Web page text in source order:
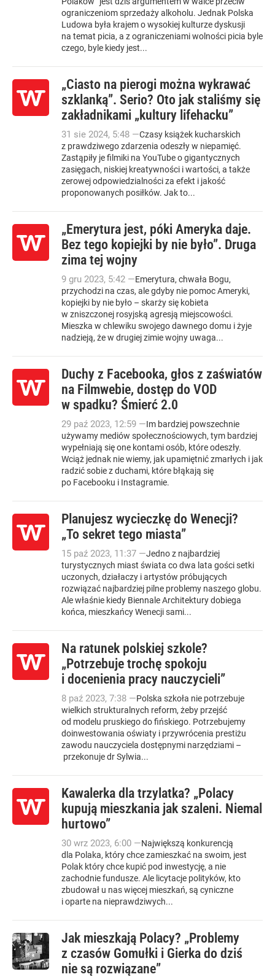
ograniczeniom sprzedaży alkoholu. Jednak Polska
Ludowa była krajem o wysokiej kulturze dyskusji
na temat picia, a z ograniczeniami wolności picia byle
czego, byle kiedy jest...
„Ciasto na pierogi można wykrawać
szklanką”. Serio? Oto jak staliśmy się
zakładnikami „kultury lifehacku”
31 sie 2024, 5:48 —Czasy książek kucharskich
z prawdziwego zdarzenia odeszły w niepamięć.
Zastąpiły je filmiki na YouTube o gigantycznych
zasięgach, niskiej kreatywności i wartości, a także
zerowej odpowiedzialności za efekt i jakość
proponowanych posiłków. Jak to...
„Emerytura jest, póki Ameryka daje.
Bez tego kopiejki by nie było”. Druga
zima tej wojny
9 gru 2023, 5:42 —Emerytura, chwała Bogu,
przychodzi na czas, ale gdyby nie pomoc Ameryki,
kopiejki by nie było – skarży się kobieta
w zniszczonej rosyjską agresją miejscowości.
Mieszka w chlewiku swojego dawnego domu i żyje
nadzieją, że w drugiej zimie wojny uwaga...
Duchy z Facebooka, głos z zaświatów
na Filmwebie, dostęp do VOD
w spadku? Śmierć 2.0
29 paź 2023, 12:59 —Im bardziej powszechnie
używamy mediów społecznościowych, tym bardziej
wypełniają się one kontami osób, które odeszły.
Wciąż jednak nie wiemy, jak upamiętnić zmarłych i jak
radzić sobie z duchami, które błąkają się
po Facebooku i Instagramie.
Planujesz wycieczkę do Wenecji?
„To sekret tego miasta”
15 paź 2023, 11:37 —Jedno z najbardziej
turystycznych miast świata co dwa lata gości setki
uczonych, działaczy i artystów próbujących
rozwiązać najbardziej pilne problemy naszego globu.
Ale właśnie kiedy Biennale Architektury dobiega
końca, mieszkańcy Wenecji sami...
Na ratunek polskiej szkole?
„Potrzebuje trochę spokoju
i docenienia pracy nauczycieli”
8 paź 2023, 7:38 —Polska szkoła nie potrzebuje
wielkich strukturalnych reform, żeby przejść
od modelu pruskiego do fińskiego. Potrzebujemy
doinwestowania oświaty i przywrócenia prestiżu
zawodu nauczyciela dostępnymi narzędziami –
przekonuje dr Sylwia...
Kawalerka dla trzylatka? „Polacy
kupują mieszkania jak szaleni. Niemal
hurtowo”
30 wrz 2023, 6:00 —Największą konkurencją
dla Polaka, który chce zamieszkać na swoim, jest
Polak który chce kupić pod inwestycję, a nie
zachodnie fundusze. Ale licytacje polityków, kto
zbudował u nas więcej mieszkań, są cyniczne
i oparte na nieprawdziwych...
Jak mieszkają Polacy? „Problemy
z czasów Gomułki i Gierka do dziś
nie są rozwiązane”